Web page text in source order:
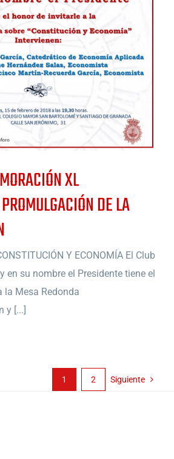
XL
DE LA
Y ECONOMÍA El Club
en su nombre el Presidente tiene el
la Mesa Redonda
y [...]
1 2 Siguiente